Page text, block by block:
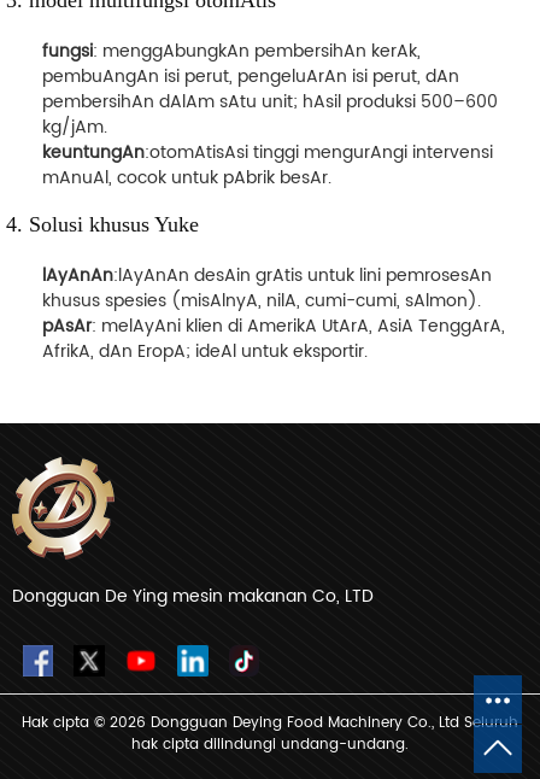
fungsi: menggAbungkAn pembersihAn kerAk,
pembuAngAn isi perut, pengeluArAn isi perut, dAn
pembersihAn dAlAm sAtu unit; hAsil produksi 500–600
kg/jAm.
keuntungAn:otomAtisAsi tinggi mengurAngi intervensi
mAnuAl, cocok untuk pAbrik besAr.
4. Solusi khusus Yuke
lAyAnAn:lAyAnAn desAin grAtis untuk lini pemrosesAn
khusus spesies (misAlnyA, nilA, cumi-cumi, sAlmon).
pAsAr: melAyAni klien di AmerikA UtArA, AsiA TenggArA,
AfrikA, dAn EropA; ideAl untuk eksportir.
Dongguan De Ying mesin makanan Co, LTD
Hak cipta © 2026 Dongguan Deying Food Machinery Co., Ltd Seluruh
hak cipta dilindungi undang-undang.